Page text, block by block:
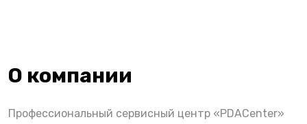
О компании
Профессиональный сервисный центр «PDACenter»